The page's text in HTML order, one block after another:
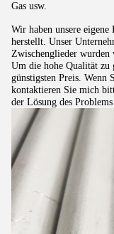
Gas usw.
Wir haben unsere
herstellt. Unser
Zwischenglieder wurden
Um die hohe Qualität zu
günstigsten Preis. Wenn
kontaktieren Sie mich
der Lösung des